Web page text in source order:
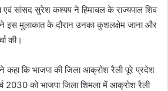
एवं सांसद सुरेश कश्यप ने हिमाचल के राज्यपाल शिव
इस मुलाकात के दौरान उनका कुशलक्षेम जाना और
की।
कि भाजपा की जिला आक्रोश रैली पूरे प्रदेश
2030 को भाजपा जिला शिमला में आक्रोश रैली